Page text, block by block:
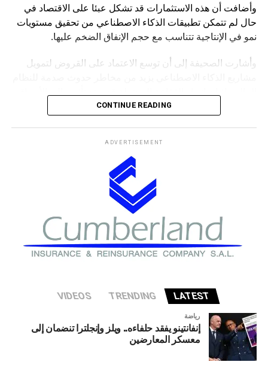
وأضافت أن هذه الاستثمارات قد تشكل عبئا على الاقتصاد في
حال لم تتمكن تطبيقات الذكاء الاصطناعي من تحقيق مستويات
نمو في الإنتاجية تتناسب مع حجم الإنفاق الضخم عليها.
وأشارت الصحيفة إلى أن توسع الاعتماد على القروض لتمويل
وكانت صحيفة “NOTUS” قد نقلت في وقت سابق أن محللين
في وزارة الخزانة الأميركية حذروا من ارتفاع المخاطر التي قد
تواجه الاقتصاد الأميركي إذا شهد قطاع الذكاء الاصطناعي
تصحيحا حادا أو انهيارا في التقييمات الاستثمارية.
CONTINUE READING
ADVERTISEMENT
LATEST
TRENDING
VIDEOS
رياضة
إنفانتينو يفقد حلفاءه.. ويلز وإنجلترا تنضمان إلى
معسكر المعارضين